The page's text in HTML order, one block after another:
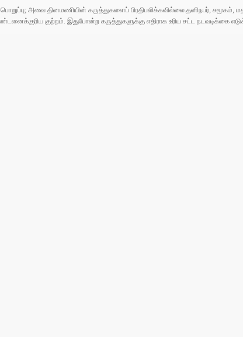
அவை தினமணியின் கருத்துகளைப் பிரதிபலிக்கவில்லை.தனிநபர்,
குற்றம். இதுபோன்ற கருத்துகளுக்கு எதிராக உரிய சட்ட நடவடிக்கை